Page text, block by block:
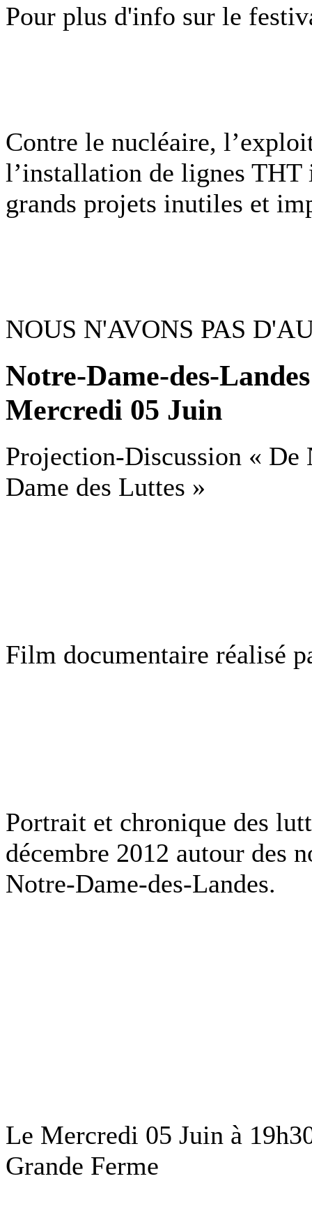
Pour plus d'info sur le
Contre le nucléaire,
l’installation de lignes
grands projets inutiles et
NOUS N'AVONS PAS
Notre-Dame-des-
Mercredi 05 Juin
Projection-Discussion « De
Dame des Luttes »
Film documentaire réalisé
Portrait et chronique des
décembre 2012 autour des
Notre-Dame-des-Landes.
Le Mercredi 05 Juin à
Grande Ferme